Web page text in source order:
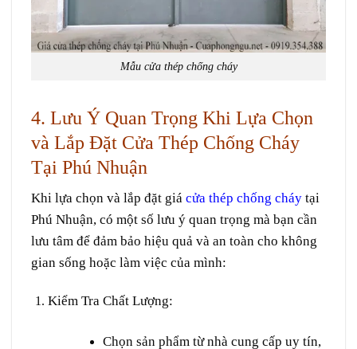
Mẫu cửa thép chống cháy
4. Lưu Ý Quan Trọng Khi Lựa Chọn
và Lắp Đặt Cửa Thép Chống Cháy
Tại Phú Nhuận
Khi lựa chọn và lắp đặt giá cửa thép chống cháy tại
Phú Nhuận, có một số lưu ý quan trọng mà bạn cần
lưu tâm để đảm bảo hiệu quả và an toàn cho không
gian sống hoặc làm việc của mình:
Kiểm Tra Chất Lượng:
Chọn sản phẩm từ nhà cung cấp uy tín,